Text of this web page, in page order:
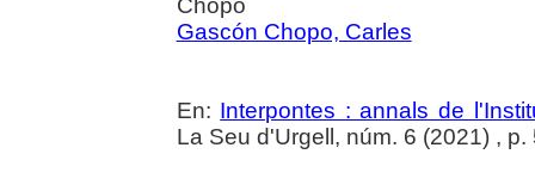
Chopo
Gascón Chopo, Carles
En: Interpontes : annals de
La Seu d'Urgell, núm. 6 (2021) , p.